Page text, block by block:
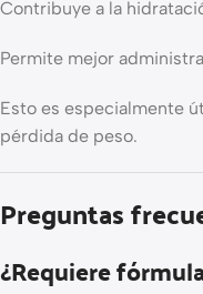
Contribuye a la
Permite mejor
Esto es especialmente
pérdida de peso.
Preguntas
¿Requiere